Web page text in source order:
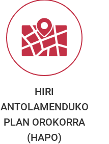
HIRI
ANTOLAMENDUKO
PLAN OROKORRA
(HAPO)